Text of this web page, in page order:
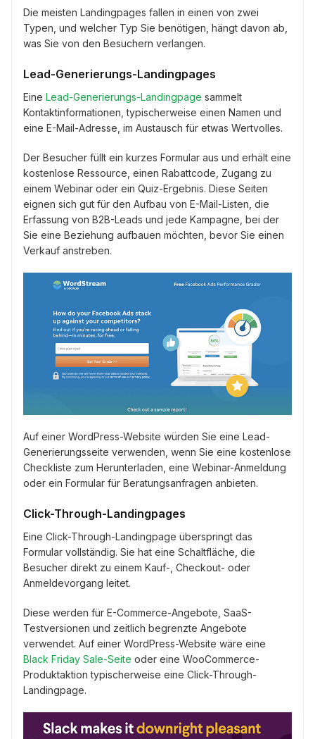
Die meisten Landingpages fallen in einen von zwei
Typen, und welcher Typ Sie benötigen, hängt davon ab,
was Sie von den Besuchern verlangen.
Lead-Generierungs-Landingpages
Eine Lead-Generierungs-Landingpage sammelt
Kontaktinformationen, typischerweise einen Namen und
eine E-Mail-Adresse, im Austausch für etwas Wertvolles.
Der Besucher füllt ein kurzes Formular aus und erhält eine
kostenlose Ressource, einen Rabattcode, Zugang zu
einem Webinar oder ein Quiz-Ergebnis. Diese Seiten
eignen sich gut für den Aufbau von E-Mail-Listen, die
Erfassung von B2B-Leads und jede Kampagne, bei der
Sie eine Beziehung aufbauen möchten, bevor Sie einen
Verkauf anstreben.
Auf einer WordPress-Website würden Sie eine Lead-
Generierungsseite verwenden, wenn Sie eine kostenlose
Checkliste zum Herunterladen, eine Webinar-Anmeldung
oder ein Formular für Beratungsanfragen anbieten.
Click-Through-Landingpages
Eine Click-Through-Landingpage überspringt das
Formular vollständig. Sie hat eine Schaltfläche, die
Besucher direkt zu einem Kauf-, Checkout- oder
Anmeldevorgang leitet.
Diese werden für E-Commerce-Angebote, SaaS-
Testversionen und zeitlich begrenzte Angebote
verwendet. Auf einer WordPress-Website wäre eine
Black Friday Sale-Seite oder eine WooCommerce-
Produktaktion typischerweise eine Click-Through-
Landingpage.